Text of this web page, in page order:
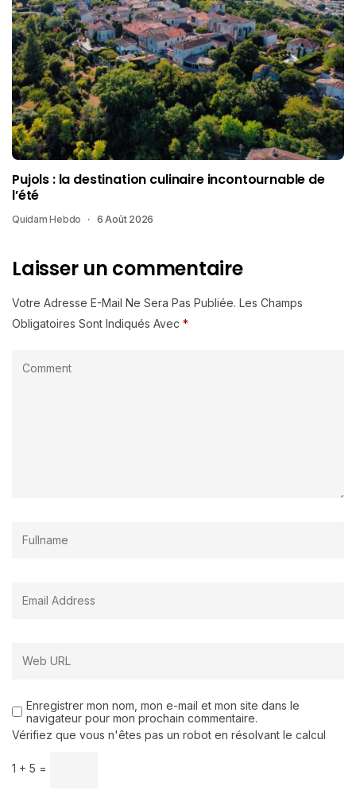
Pujols : la destination culinaire incontournable de
l’été
Quidam Hebdo 6 Août 2026
Laisser un commentaire
Votre Adresse E-Mail Ne Sera Pas Publiée. Les Champs
Obligatoires Sont Indiqués Avec *
Enregistrer mon nom, mon e-mail et mon site dans le
navigateur pour mon prochain commentaire.
Vérifiez que vous n'êtes pas un robot en résolvant le calcul
1 + 5 =